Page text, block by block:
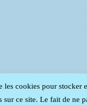
cookies pour
ce site. Le fait de